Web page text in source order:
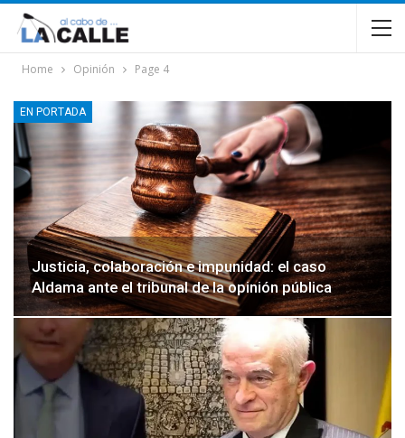
Home Opinión Page 4
EN PORTADA
Justicia, colaboración e impunidad: el caso
Aldama ante el tribunal de la opinión pública